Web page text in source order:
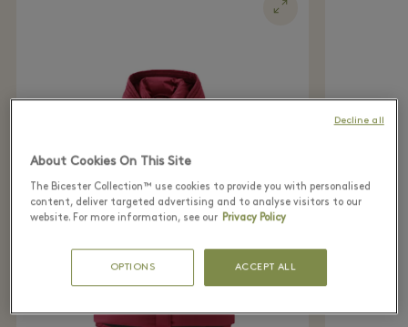
About Cookies On This Site
The Bicester Collection™ use cookies to provide you with personalised
content, deliver targeted advertising and to analyse visitors to our
website. For more information, see our Privacy Policy
OPTIONS ACCEPT ALL
Decline all